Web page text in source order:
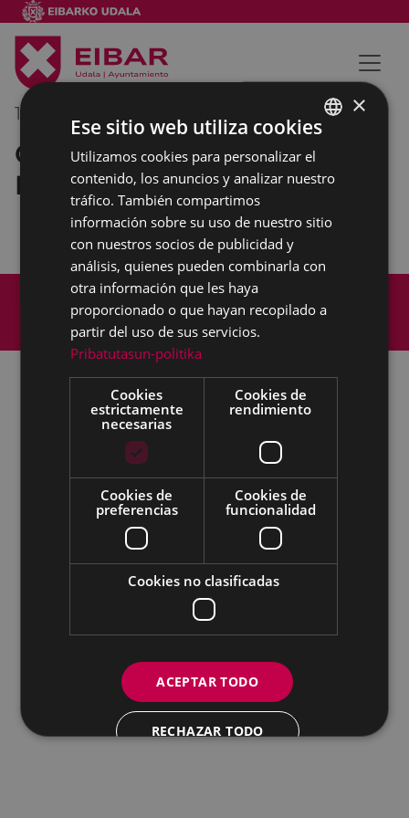
19/07/2023
Comisión de Trabajo de
Hacienda
Mapa del Sitio
Aviso legal
Política de cookies
Contacto
Accesibilidad
Todas las redes sociales del Ayuntamiento
Eibarko Udala - Untzaga plaza, 1 | 20600 Eibar
Tfnoa.: 943 70 84 00 / 010 | Faxa: 943 70 84 16 |
IFZ: P2003100A | DIR3 L01200300
BASQUE
SPANISH
×
Ese sitio web utiliza cookies
Utilizamos cookies para personalizar el
contenido, los anuncios y analizar nuestro
tráfico. También compartimos
información sobre su uso de nuestro sitio
con nuestros socios de publicidad y
análisis, quienes pueden combinarla con
otra información que les haya
proporcionado o que hayan recopilado a
partir del uso de sus servicios.
Pribatutasun-politika
Cookies
estrictamente
necesarias
Cookies de
rendimiento
Cookies de
preferencias
Cookies de
funcionalidad
Cookies no clasificadas
ACEPTAR TODO
RECHAZAR TODO